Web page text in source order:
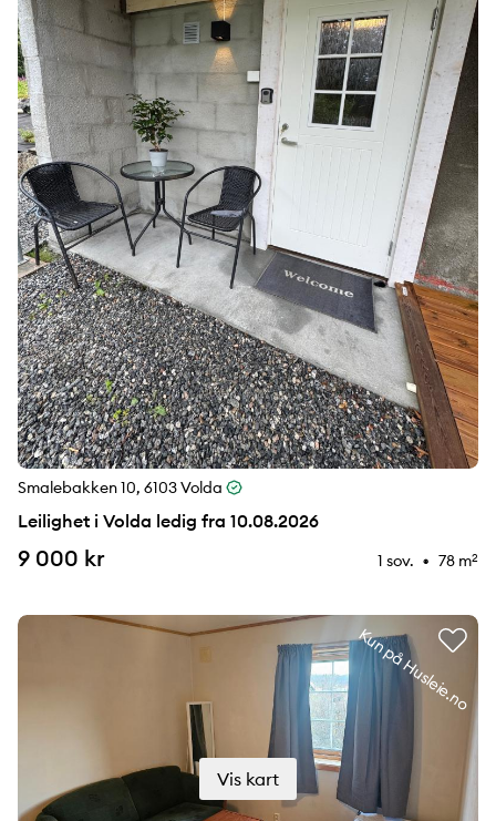
Smalebakken 10, 6103 Volda
Leilighet i Volda ledig fra 10.08.2026
9 000 kr 1 sov. ⚉ 78 m2
Kun på Husleie.no
Vis kart